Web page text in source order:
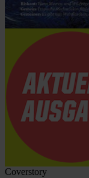
Coverstory